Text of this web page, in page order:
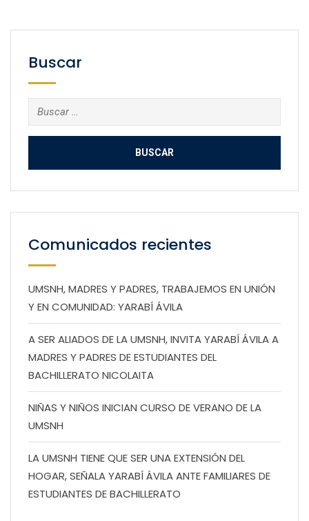
Buscar
Buscar:
Comunicados recientes
UMSNH, MADRES Y PADRES, TRABAJEMOS EN UNIÓN
Y EN COMUNIDAD: YARABÍ ÁVILA
A SER ALIADOS DE LA UMSNH, INVITA YARABÍ ÁVILA A
MADRES Y PADRES DE ESTUDIANTES DEL
BACHILLERATO NICOLAITA
NIÑAS Y NIÑOS INICIAN CURSO DE VERANO DE LA
UMSNH
LA UMSNH TIENE QUE SER UNA EXTENSIÓN DEL
HOGAR, SEÑALA YARABÍ ÁVILA ANTE FAMILIARES DE
ESTUDIANTES DE BACHILLERATO